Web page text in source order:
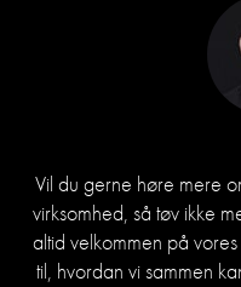
Vil du gerne høre mere
virksomhed, så tøv ikke
altid velkommen på
til, hvordan vi sammen